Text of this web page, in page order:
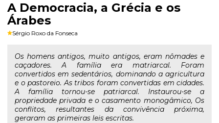
A Democracia, a Grécia e os
Árabes
Sérgio Roxo da Fonseca
Os homens antigos, muito antigos, eram nômades e
caçadores. A família era matriarcal. Foram
convertidos em sedentários, dominando a agricultura
e o pastoreio. As tribos foram convertidas em cidades.
A família tornou-se patriarcal. Instaurou-se a
propriedade privada e o casamento monogâmico, Os
conflitos, resultantes da convivência próxima,
geraram as primeiras leis escritas.